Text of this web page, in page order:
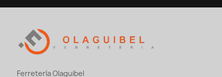
Ferretería Olaguibel